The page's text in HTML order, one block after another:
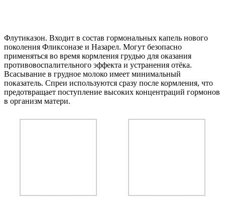
Флутиказон. Входит в состав гормональных капель нового
поколения Фликсоназе и Назарел. Могут безопасно
применяться во время кормления грудью для оказания
противовоспалительного эффекта и устранения отёка.
Всасывание в грудное молоко имеет минимальный
показатель. Спреи используются сразу после кормления, что
предотвращает поступление высоких концентраций гормонов
в организм матери.